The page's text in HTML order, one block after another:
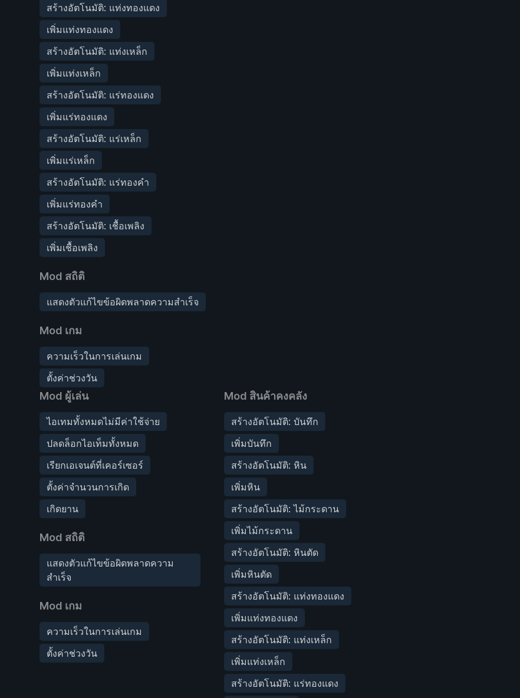
สร้างอัตโนมัติ: แท่งทองแดง
เพิ่มแท่งทองแดง
สร้างอัตโนมัติ: แท่งเหล็ก
เพิ่มแท่งเหล็ก
สร้างอัตโนมัติ: แร่ทองแดง
เพิ่มแร่ทองแดง
สร้างอัตโนมัติ: แร่เหล็ก
เพิ่มแร่เหล็ก
สร้างอัตโนมัติ: แร่ทองคำ
เพิ่มแร่ทองคำ
สร้างอัตโนมัติ: เชื้อเพลิง
เพิ่มเชื้อเพลิง
Mod สถิติ
แสดงตัวแก้ไขข้อผิดพลาดความสำเร็จ
Mod เกม
ความเร็วในการเล่นเกม
ตั้งค่าช่วงวัน
Mod ผู้เล่น
ไอเทมทั้งหมดไม่มีค่าใช้จ่าย
ปลดล็อกไอเท็มทั้งหมด
เรียกเอเจนต์ที่เคอร์เซอร์
ตั้งค่าจำนวนการเกิด
เกิดยาน
Mod สถิติ
แสดงตัวแก้ไขข้อผิดพลาดความ
สำเร็จ
Mod เกม
ความเร็วในการเล่นเกม
ตั้งค่าช่วงวัน
Mod สินค้าคงคลัง
สร้างอัตโนมัติ: บันทึก
เพิ่มบันทึก
สร้างอัตโนมัติ: หิน
เพิ่มหิน
สร้างอัตโนมัติ: ไม้กระดาน
เพิ่มไม้กระดาน
สร้างอัตโนมัติ: หินตัด
เพิ่มหินตัด
สร้างอัตโนมัติ: แท่งทองแดง
เพิ่มแท่งทองแดง
สร้างอัตโนมัติ: แท่งเหล็ก
เพิ่มแท่งเหล็ก
สร้างอัตโนมัติ: แร่ทองแดง